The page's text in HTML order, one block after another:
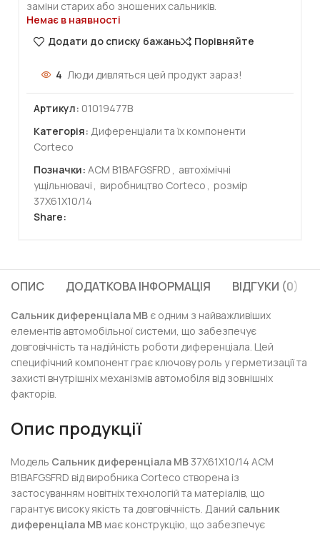
заміни старих або зношених сальників.
Немає в наявності
Додати до списку бажань
Порівняйте
4 Люди дивляться цей продукт зараз!
Артикул: 01019477B
Категорія: Диференціали та їх компоненти
Corteco
Позначки: ACM B1BAFGSFRD , автохімічні
ущільнювачі , виробництво Corteco , розмір
37X61X10/14
Share:
ОПИС ДОДАТКОВА ІНФОРМАЦІЯ ВІДГУКИ (0)
Сальник диференціала MB є одним з найважливіших
елементів автомобільної системи, що забезпечує
довговічність та надійність роботи диференціала. Цей
специфічний компонент грає ключову роль у герметизації та
захисті внутрішніх механізмів автомобіля від зовнішніх
факторів.
Опис продукції
Модель Сальник диференціала MB 37X61X10/14 ACM
B1BAFGSFRD від виробника Corteco створена із
застосуванням новітніх технологій та матеріалів, що
гарантує високу якість та довговічність. Даний сальник
диференціала MB має конструкцію, що забезпечує